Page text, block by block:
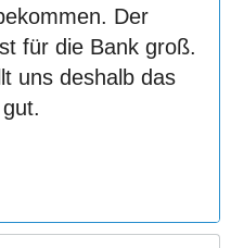
Der
für die Bank groß.
uns deshalb das